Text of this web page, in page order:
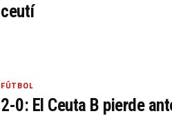
ceutí
FÚTBOL
2-0: El Ceuta B pierde